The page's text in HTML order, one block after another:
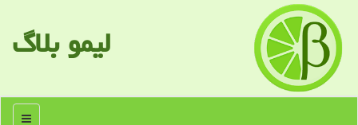
لیمو بلاگ
منو